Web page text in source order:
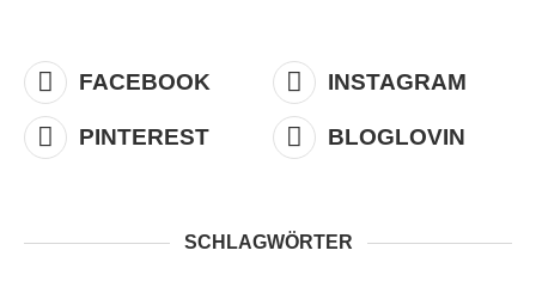
FACEBOOK INSTAGRAM
PINTEREST BLOGLOVIN
SCHLAGWÖRTER